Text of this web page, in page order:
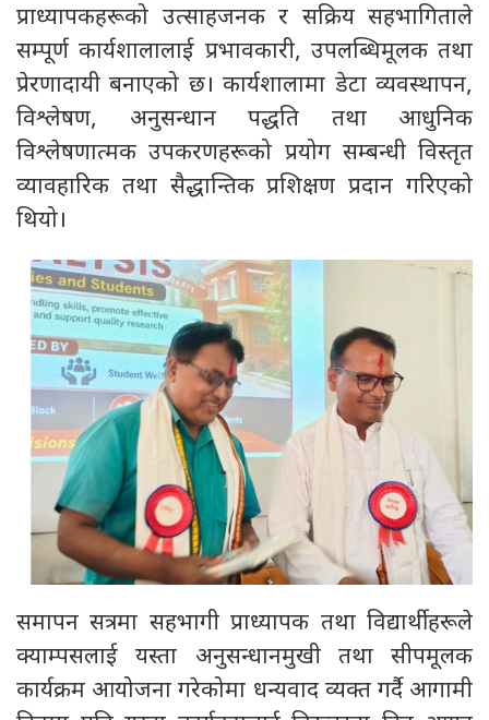
प्राध्यापकहरूको उत्साहजनक र सक्रिय सहभागिताले
सम्पूर्ण कार्यशालालाई प्रभावकारी, उपलब्धिमूलक तथा
प्रेरणादायी बनाएको छ। कार्यशालामा डेटा व्यवस्थापन,
विश्लेषण, अनुसन्धान पद्धति तथा आधुनिक
विश्लेषणात्मक उपकरणहरूको प्रयोग सम्बन्धी विस्तृत
व्यावहारिक तथा सैद्धान्तिक प्रशिक्षण प्रदान गरिएको
थियो।
समापन सत्रमा सहभागी प्राध्यापक तथा विद्यार्थीहरूले
क्याम्पसलाई यस्ता अनुसन्धानमुखी तथा सीपमूलक
कार्यक्रम आयोजना गरेकोमा धन्यवाद व्यक्त गर्दै आगामी